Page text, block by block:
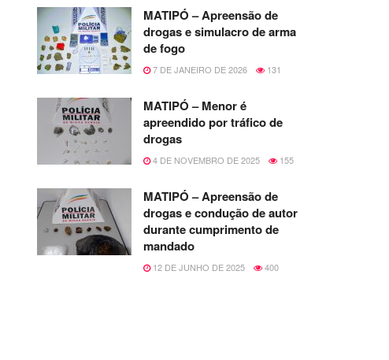
MATIPÓ – Apreensão de
drogas e simulacro de arma
de fogo
7 DE JANEIRO DE 2026 131
MATIPÓ – Menor é
apreendido por tráfico de
drogas
4 DE NOVEMBRO DE 2025 155
MATIPÓ – Apreensão de
drogas e condução de autor
durante cumprimento de
mandado
12 DE JUNHO DE 2025 400